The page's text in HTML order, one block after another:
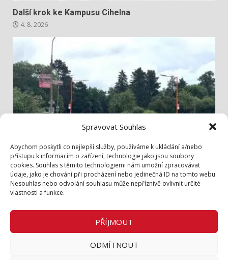
Spravovat Souhlas
Abychom poskytli co nejlepší služby, používáme k ukládání a/nebo
přístupu k informacím o zařízení, technologie jako jsou soubory
cookies. Souhlas s těmito technologiemi nám umožní zpracovávat
údaje, jako je chování při procházení nebo jedinečná ID na tomto webu.
Nesouhlas nebo odvolání souhlasu může nepříznivě ovlivnit určité
vlastnosti a funkce.
PŘÍJMOUT
ODMÍTNOUT
Další krok ke Kampusu Cihelna
4. 8. 2026
Bezpečněji přes Lidickou
3. 8. 2026
Zásady cookies (EU)
Zásady ochrany osobních údajů
Inzerce v tištěném periodiku